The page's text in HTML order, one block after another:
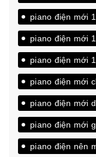
piano điện mới
piano điện mới
piano điện mới
piano điện mới
piano điện mới
piano điện mới
piano điện nên